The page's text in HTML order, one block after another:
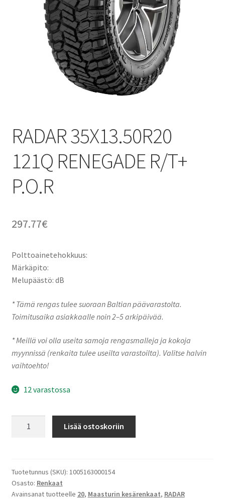
RADAR 35X13.50R20
121Q RENEGADE R/T+
P.O.R
297.77€
Polttoainetehokkuus:
Märkäpito:
Melupäästö: dB
* Tämä rengas tulee suoraan Baltian päävarastolta.
Toimitusaika asiakkaalle noin 2–5 arkipäivää.
* Meillä voi olla useita samoja rengasmalleja ja kokoja
myynnissä (renkaita tulee useilta varastoilta). Valitse halvin
vaihtoehto!
12 varastossa
R/T+
P.O.R
määrä
Lisää ostoskoriin
Tuotetunnus (SKU): 1005163000154
Osasto: Renkaat
Avainsanat tuotteelle 20, Maasturin kesärenkaat, RADAR